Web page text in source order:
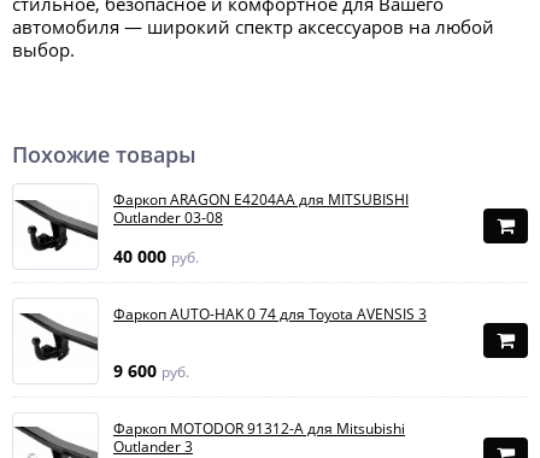
автомобиля — широкий спектр аксессуаров на любой
выбор.
Похожие товары
Фаркоп ARAGON E4204AA для MITSUBISHI
Outlander 03-08
40 000 руб.
Фаркоп AUTO-HAK 0 74 для Toyota AVENSIS 3
9 600 руб.
Фаркоп MOTODOR 91312-A для Mitsubishi
Outlander 3